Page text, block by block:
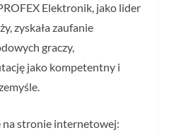
Elektronik, jako lider
zyskała zaufanie
graczy,
jako kompetentny i
stronie internetowej: